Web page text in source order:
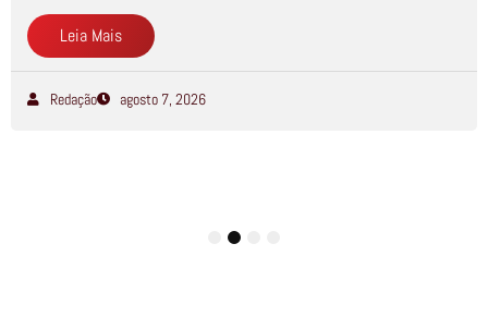
Leia Mais
Redação agosto 7, 2026